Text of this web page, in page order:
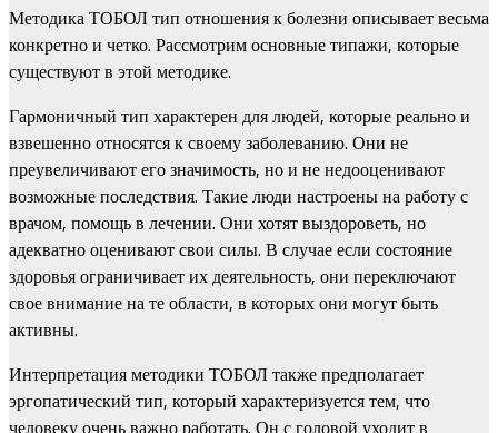
Методика ТОБОЛ тип отношения к болезни описывает весьма
конкретно и четко. Рассмотрим основные типажи, которые
существуют в этой методике.
Гармоничный тип характерен для людей, которые реально и
взвешенно относятся к своему заболеванию. Они не
преувеличивают его значимость, но и не недооценивают
возможные последствия. Такие люди настроены на работу с
врачом, помощь в лечении. Они хотят выздороветь, но
адекватно оценивают свои силы. В случае если состояние
здоровья ограничивает их деятельность, они переключают
свое внимание на те области, в которых они могут быть
активны.
Интерпретация методики ТОБОЛ также предполагает
эргопатический тип, который характеризуется тем, что
человеку очень важно работать. Он с головой уходит в